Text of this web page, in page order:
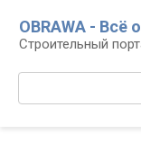
контенту
OBRAWA - Всё
Строительный